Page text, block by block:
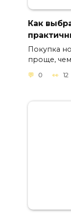
Как
Покупка
проще, чем
0 12